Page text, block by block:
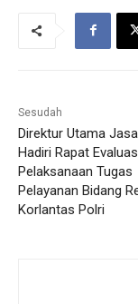
Sesudah
Direktur Utama
Hadiri Rapat
Pelaksanaan Tugas
Pelayanan Bidang
Korlantas Polri